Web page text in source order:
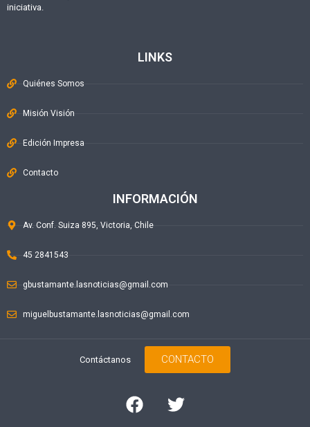
iniciativa.
LINKS
Quiénes Somos
Misión Visión
Edición Impresa
Contacto
INFORMACIÓN
Av. Conf. Suiza 895, Victoria, Chile
45 2841543
gbustamante.lasnoticias@gmail.com
miguelbustamante.lasnoticias@gmail.com
Contáctanos CONTACTO